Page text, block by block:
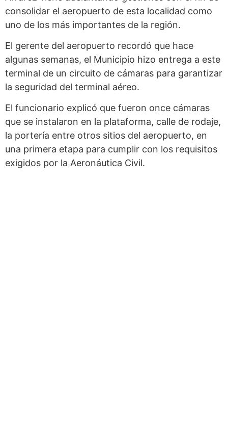
consolidar el aeropuerto de esta localidad como
uno de los más importantes de la región.
El gerente del aeropuerto recordó que hace
algunas semanas, el Municipio hizo entrega a este
terminal de un circuito de cámaras para garantizar
la seguridad del terminal aéreo.
El funcionario explicó que fueron once cámaras
que se instalaron en la plataforma, calle de rodaje,
la portería entre otros sitios del aeropuerto, en
una primera etapa para cumplir con los requisitos
exigidos por la Aeronáutica Civil.